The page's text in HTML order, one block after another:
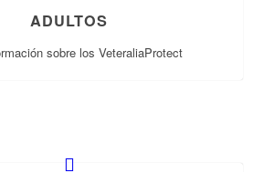
ADULTOS
sobre los VeteraliaProtect